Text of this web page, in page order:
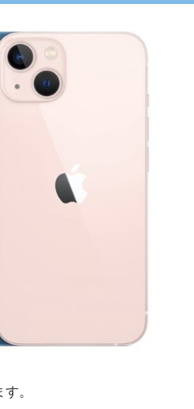
。